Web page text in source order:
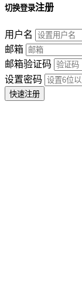
切换登录注册
用户名
邮箱
邮箱验证码
设置密码